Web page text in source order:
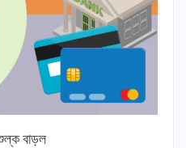
বাড়ল